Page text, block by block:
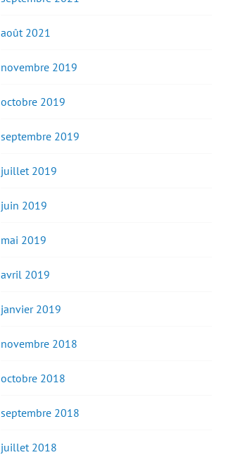
août 2021
novembre 2019
octobre 2019
septembre 2019
juillet 2019
juin 2019
mai 2019
avril 2019
janvier 2019
novembre 2018
octobre 2018
septembre 2018
juillet 2018